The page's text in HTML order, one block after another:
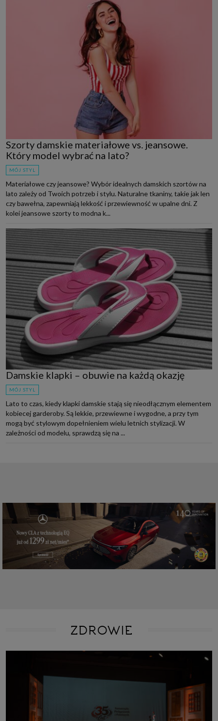
Szorty damskie materiałowe vs. jeansowe.
Który model wybrać na lato?
MÓJ STYL
Materiałowe czy jeansowe? Wybór idealnych damskich szortów na
lato zależy od Twoich potrzeb i stylu. Naturalne tkaniny, takie jak len
czy bawełna, zapewniają lekkość i przewiewność w upalne dni. Z
kolei jeansowe szorty to modna k...
Damskie klapki – obuwie na każdą okazję
MÓJ STYL
Lato to czas, kiedy klapki damskie stają się nieodłącznym elementem
kobiecej garderoby. Są lekkie, przewiewne i wygodne, a przy tym
mogą być stylowym dopełnieniem wielu letnich stylizacji. W
zależności od modelu, sprawdzą się na ...
ZDROWIE